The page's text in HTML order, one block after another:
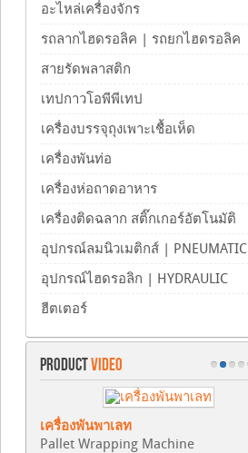
อะไหล่เครื่องจักร
รถลากไฮดรอลิค | รถยกไฮดรอลิค
สายรัดพลาสติก
เทปกาวโอพีพีเทป
เครื่องบรรจุถุงเพาะเชื้อเห็ด
เครื่องพันท่อ
เครื่องห่อถาดอาหาร
เครื่องติดฉลาก สติ๊กเกอร์อัตโนมัติ
อุปกรณ์ลมนิวเมติกส์ | PNEUMATIC
อุปกรณ์ไฮดรอลิก | HYDRAULIC
ฮีตเตอร์
PRODUCTVIDEO
เครื่องพันพาเลท
Pallet Wrapping Machine